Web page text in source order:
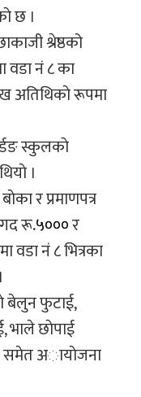
छ ।
श्रेष्ठको
वडा नं ८ का
अतिथिकाे रूपमा
स्कुलकाे
।
र प्रमाणपत्र
रू.५०००र
वडा नं ८ भित्रका
बेलुन फुटाई,
भाले छाेपाई
समेत अायाेजना